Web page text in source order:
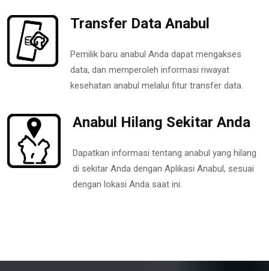
Transfer Data Anabul
Pemilik baru anabul Anda dapat mengakses
data, dan memperoleh informasi riwayat
kesehatan anabul melalui fitur transfer data.
Anabul Hilang Sekitar Anda
Dapatkan informasi tentang anabul yang hilang
di sekitar Anda dengan Aplikasi Anabul, sesuai
dengan lokasi Anda saat ini.